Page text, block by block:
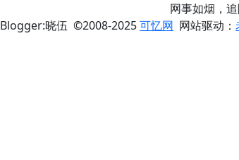
网事如烟，
Blogger:晓伍 ©2008-2025可忆网 网站驱动：